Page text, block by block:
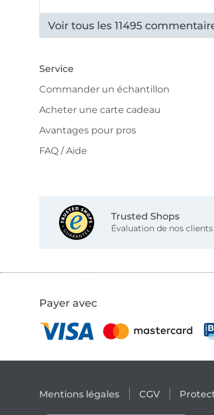
Voir tous les 11495
Service
Commander un échantillon
Acheter une carte cadeau
Avantages pour pros
FAQ / Aide
Trusted Shops
Évaluation de nos clients
Payer avec
Mentions légales CGV